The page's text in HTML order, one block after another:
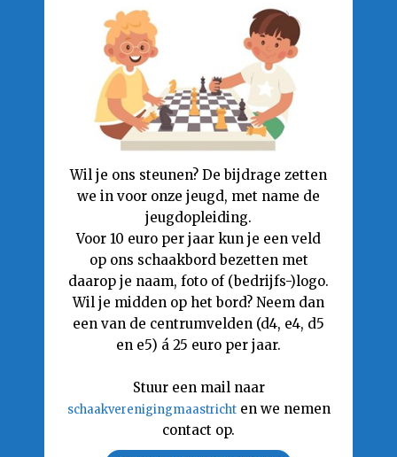
Wil je ons steunen? De bijdrage zetten
we in voor onze jeugd, met name de
jeugdopleiding.
Voor 10 euro per jaar kun je een veld
op ons schaakbord bezetten met
daarop je naam, foto of (bedrijfs-)logo.
Wil je midden op het bord? Neem dan
een van de centrumvelden (d4, e4, d5
en e5) á 25 euro per jaar.
Stuur een mail naar
schaakverenigingmaastrichten we nemen
contact op.